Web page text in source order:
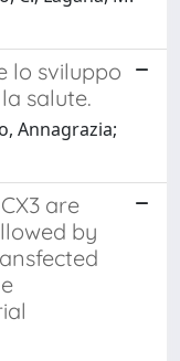
lo sviluppo
salute.
Annagrazia;
are
by